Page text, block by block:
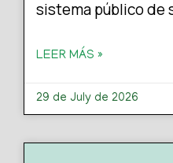
sistema público de
LEER MÁS »
29 de July de 2026